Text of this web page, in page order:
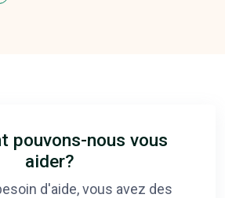
pouvons-nous vous
aider?
d'aide, vous avez des